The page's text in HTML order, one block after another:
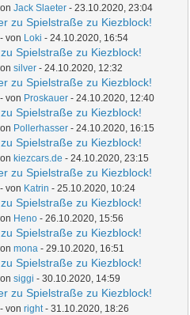
Jack Slaeter - 23.10.2020, 23:04
zu Spielstraße zu Kiezblock!
- von Loki - 24.10.2020, 16:54
Spielstraße zu Kiezblock!
silver - 24.10.2020, 12:32
zu Spielstraße zu Kiezblock!
- von Proskauer - 24.10.2020, 12:40
Spielstraße zu Kiezblock!
Pollerhasser - 24.10.2020, 16:15
Spielstraße zu Kiezblock!
kiezcars.de - 24.10.2020, 23:15
zu Spielstraße zu Kiezblock!
- von Katrin - 25.10.2020, 10:24
Spielstraße zu Kiezblock!
Heno - 26.10.2020, 15:56
Spielstraße zu Kiezblock!
mona - 29.10.2020, 16:51
Spielstraße zu Kiezblock!
siggi - 30.10.2020, 14:59
zu Spielstraße zu Kiezblock!
- vonright- 31.10.2020, 18:26